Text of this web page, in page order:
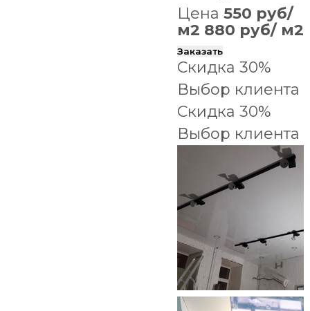
Цена 550 руб/
м2 880 руб/ м2
Заказать
Скидка 30%
Выбор клиента
Скидка 30%
Выбор клиента